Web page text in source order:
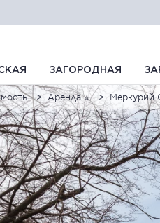
ЗАГОРОДНАЯ
Аренда ⭐ Меркурий